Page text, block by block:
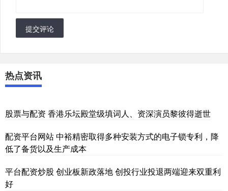
提交评论
热点资讯
股票与配资 香港乐坛殿堂级填词人、资深演员黎彼得逝世
配资平台网站 中裕精密取得多种安装方式的电子锁专利，降
低了备货以及生产成本
平台配资炒股 创业板新政落地 创投行业投退两端迎来双重利
好